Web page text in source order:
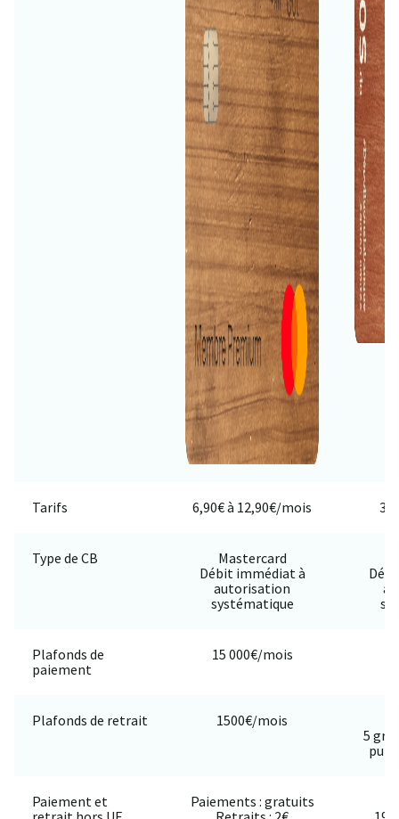
Tarifs 6,90€ à 12,90€/mois 3€
Type de CB
Mastercard
Débit immédiat à
autorisation
systématique
Plafonds de
paiement
15 000€/mois
Plafonds de retrait 1500€/mois
5
puis
Paiement et
Paiements : gratuits